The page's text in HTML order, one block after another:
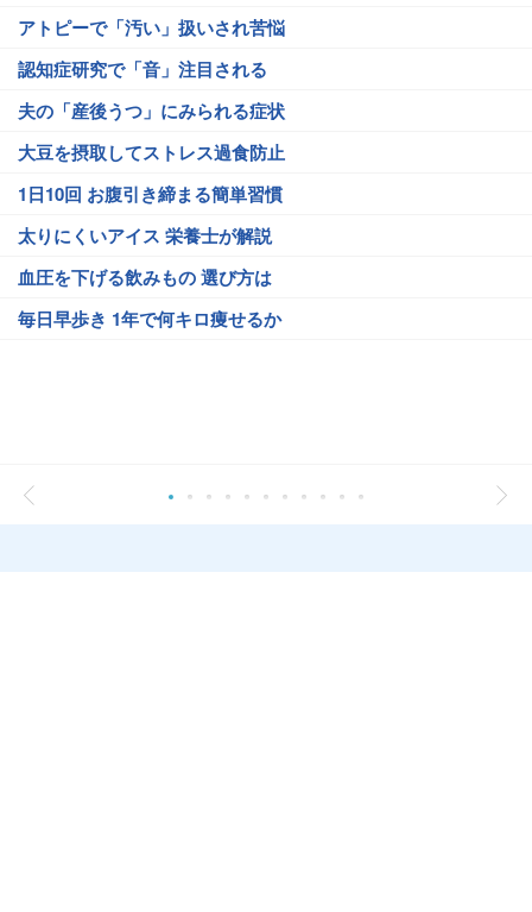
アトピーで「汚い」扱いされ苦悩
認知症研究で「音」注目される
夫の「産後うつ」にみられる症状
大豆を摂取してストレス過食防止
1日10回 お腹引き締まる簡単習慣
太りにくいアイス 栄養士が解説
血圧を下げる飲みもの 選び方は
毎日早歩き 1年で何キロ痩せるか